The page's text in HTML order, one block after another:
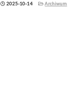
2025-10-14 Archiwum